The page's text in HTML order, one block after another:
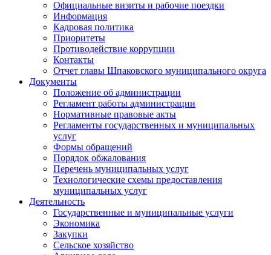
Официальные визиты и рабочие поездки
Информация
Кадровая политика
Приоритеты
Противодействие коррупции
Контакты
Отчет главы Шпаковского муниципального округа
Документы
Положение об администрации
Регламент работы администрации
Нормативные правовые акты
Регламенты государственных и муниципальных
услуг
Формы обращений
Порядок обжалования
Перечень муниципальных услуг
Технологические схемы предоставления
муниципальных услуг
Деятельность
Государственные и муниципальные услуги
Экономика
Закупки
Сельское хозяйство